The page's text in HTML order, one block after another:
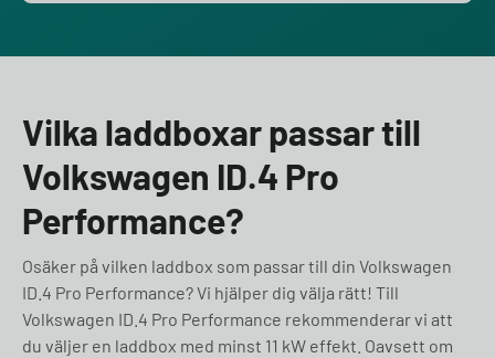
Vilka laddboxar passar till
Volkswagen ID.4 Pro
Performance?
Osäker på vilken laddbox som passar till din Volkswagen
ID.4 Pro Performance? Vi hjälper dig välja rätt! Till
Volkswagen ID.4 Pro Performance rekommenderar vi att
du väljer en laddbox med minst 11 kW effekt. Oavsett om